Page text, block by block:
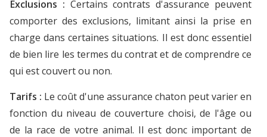
Exclusions : Certains contrats d'assurance peuvent
comporter des exclusions, limitant ainsi la prise en
charge dans certaines situations. Il est donc essentiel
de bien lire les termes du contrat et de comprendre ce
qui est couvert ou non.
Tarifs : Le coût d'une assurance chaton peut varier en
fonction du niveau de couverture choisi, de l'âge ou
de la race de votre animal. Il est donc important de